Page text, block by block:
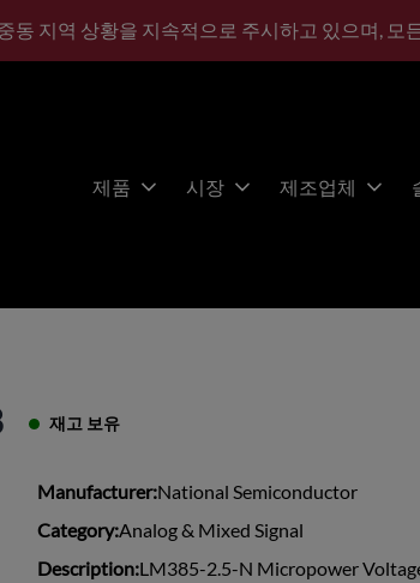
동 지역 상황을 지속적으로 주시하고 있으며, 모
제품 시장 제조업체
재고 보유
Manufacturer:National Semiconductor
Category:Analog & Mixed Signal
Description:LM385-2.5-N Micropower